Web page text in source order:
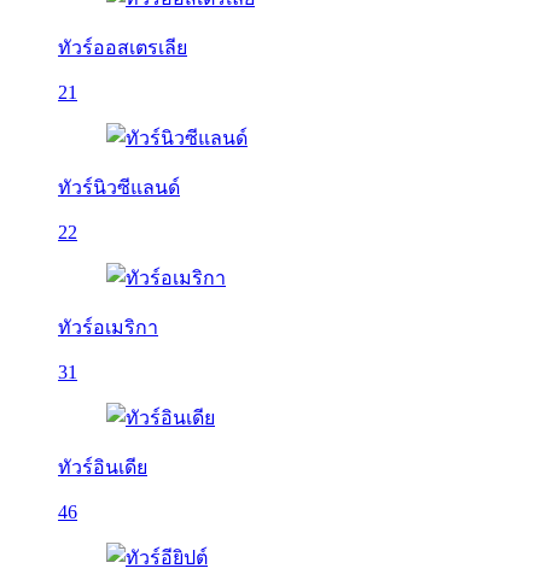
ทัวร์ออสเตรเลีย
21
ทัวร์นิวซีแลนด์
22
ทัวร์อเมริกา
31
ทัวร์อินเดีย
46